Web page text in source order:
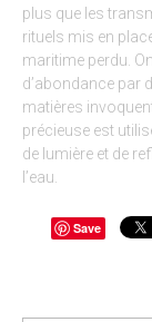
plus que les
rituels mis en
maritime perdu.
d’abondance par
matières
précieuse est
de lumière et de
l’eau.
Save